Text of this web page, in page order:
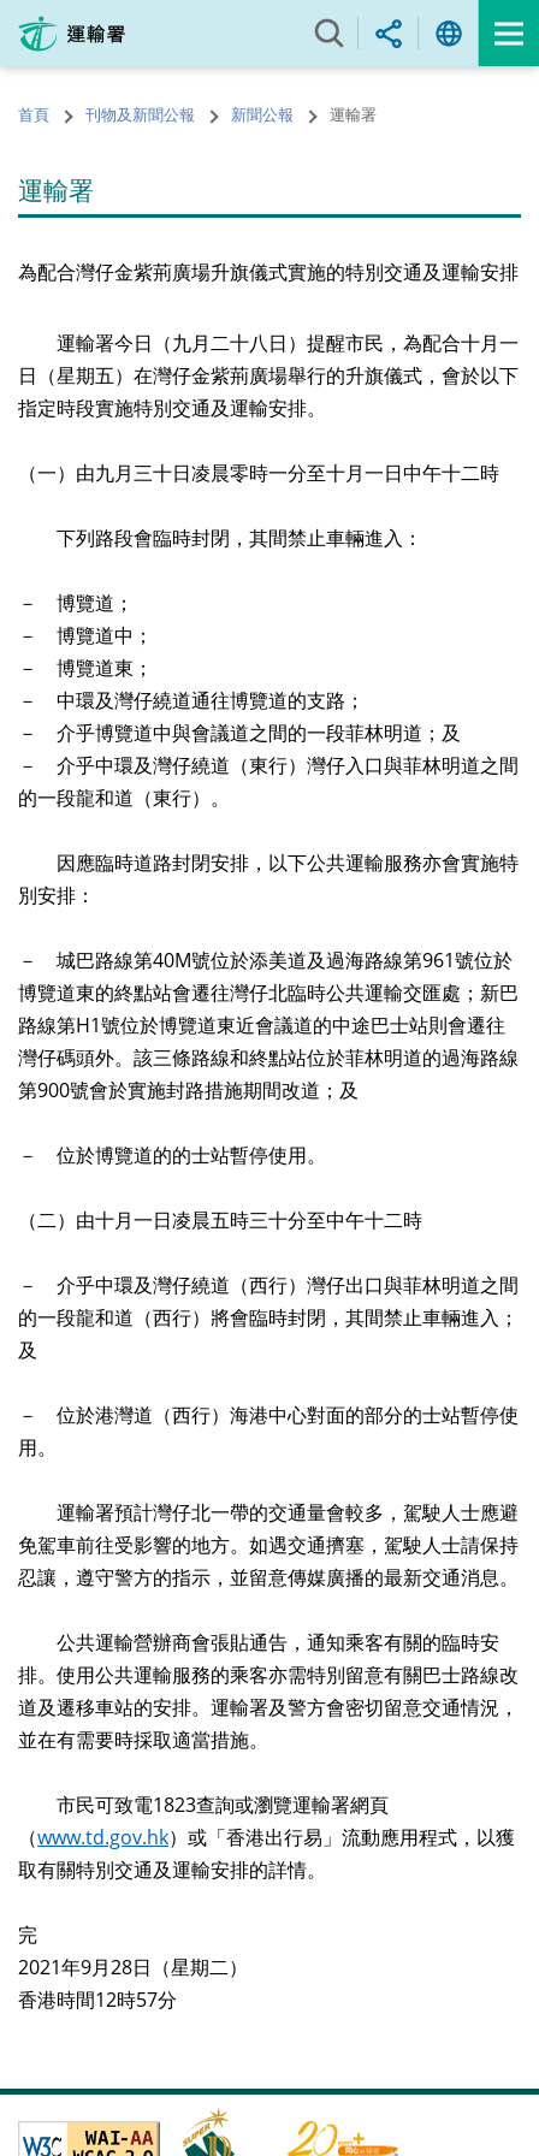
內
的首頁 刊物及新聞公報 新聞公報 運輸署
運輸署
為配合灣仔金紫荊廣場升旗儀式實施的特別交通及運輸安排
運輸署今日（九月二十八日）提醒市民，為配合十月一
日（星期五）在灣仔金紫荊廣場舉行的升旗儀式，會於以下
指定時段實施特別交通及運輸安排。
（一）由九月三十日凌晨零時一分至十月一日中午十二時
下列路段會臨時封閉，其間禁止車輛進入：
－ 博覽道；
－ 博覽道中；
－ 博覽道東；
－ 中環及灣仔繞道通往博覽道的支路；
－ 介乎博覽道中與會議道之間的一段菲林明道；及
－ 介乎中環及灣仔繞道（東行）灣仔入口與菲林明道之間
的一段龍和道（東行）。
因應臨時道路封閉安排，以下公共運輸服務亦會實施特
別安排：
－ 城巴路線第40M號位於添美道及過海路線第961號位於
博覽道東的終點站會遷往灣仔北臨時公共運輸交匯處；新巴
路線第H1號位於博覽道東近會議道的中途巴士站則會遷往
灣仔碼頭外。該三條路線和終點站位於菲林明道的過海路線
第900號會於實施封路措施期間改道；及
－ 位於博覽道的的士站暫停使用。
（二）由十月一日凌晨五時三十分至中午十二時
－ 介乎中環及灣仔繞道（西行）灣仔出口與菲林明道之間
的一段龍和道（西行）將會臨時封閉，其間禁止車輛進入；
及
－ 位於港灣道（西行）海港中心對面的部分的士站暫停使
用。
運輸署預計灣仔北一帶的交通量會較多，駕駛人士應避
免駕車前往受影響的地方。如遇交通擠塞，駕駛人士請保持
忍讓，遵守警方的指示，並留意傳媒廣播的最新交通消息。
公共運輸營辦商會張貼通告，通知乘客有關的臨時安
排。使用公共運輸服務的乘客亦需特別留意有關巴士路線改
道及遷移車站的安排。運輸署及警方會密切留意交通情況，
並在有需要時採取適當措施。
市民可致電1823查詢或瀏覽運輸署網頁
（www.td.gov.hk）或「香港出行易」流動應用程式，以獲
取有關特別交通及運輸安排的詳情。
完
2021年9月28日（星期二）
香港時間12時57分